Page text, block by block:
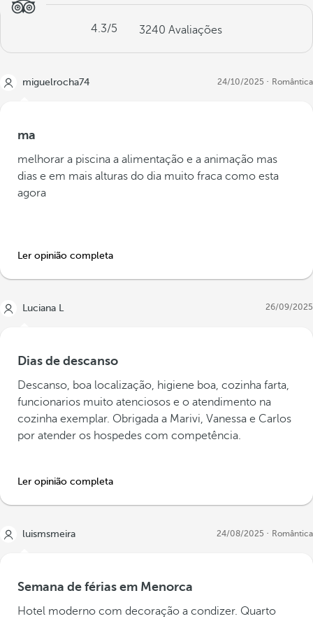
4.3/5 3240 Avaliações
miguelrocha74 24/10/2025 Romântica
ma
melhorar a piscina a alimentação e a animação mas
dias e em mais alturas do dia muito fraca como esta
agora
Ler opinião completa
Luciana L 26/09/2025
Dias de descanso
Descanso, boa localização, higiene boa, cozinha farta,
funcionarios muito atenciosos e o atendimento na
cozinha exemplar. Obrigada a Marivi, Vanessa e Carlos
por atender os hospedes com competência.
Ler opinião completa
luismsmeira 24/08/2025 Romântica
Semana de férias em Menorca
Hotel moderno com decoração a condizer. Quarto